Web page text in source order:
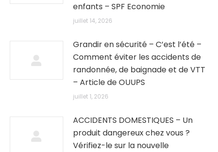
enfants – SPF Economie
juillet 14, 2026
Grandir en sécurité – C’est l’été –
Comment éviter les accidents de
randonnée, de baignade et de VTT
– Article de OUUPS
juillet 1, 2026
ACCIDENTS DOMESTIQUES – Un
produit dangereux chez vous ?
Vérifiez-le sur la nouvelle